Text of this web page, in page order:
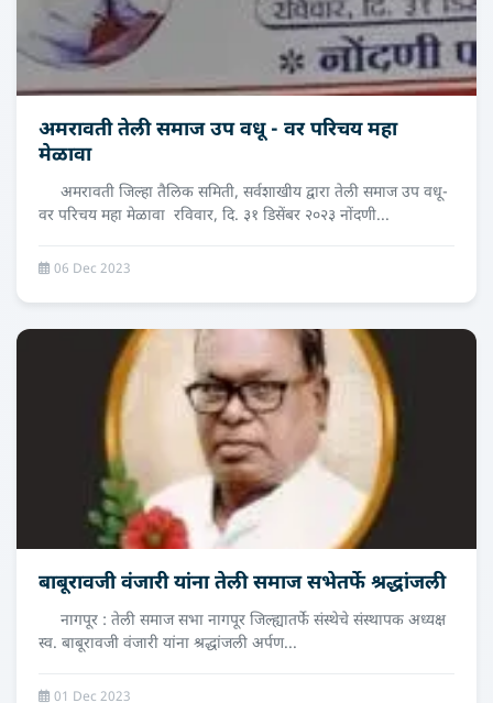
अमरावती तेली समाज उप वधू - वर परिचय महा
मेळावा
अमरावती जिल्हा तैलिक समिती, सर्वशाखीय द्वारा तेली समाज उप वधू-
वर परिचय महा मेळावा रविवार, दि. ३१ डिसेंबर २०२३ नोंदणी...
06 Dec 2023
बाबूरावजी वंजारी यांना तेली समाज सभेतर्फे श्रद्धांजली
नागपूर : तेली समाज सभा नागपूर जिल्ह्यातर्फे संस्थेचे संस्थापक अध्यक्ष
स्व. बाबूरावजी वंजारी यांना श्रद्धांजली अर्पण...
01 Dec 2023